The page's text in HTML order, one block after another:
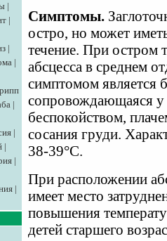
|
|
|
|
|
|
|
|
|
Симптомы.
остро, но может
течение. При остром
абсцесса в среднем
симптомом является
сопровождающаяся у
беспокойством,
сосания груди.
38-39°С.
При расположении
имеет место
повышения
детей старшего